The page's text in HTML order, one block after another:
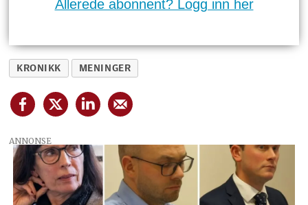
Allerede abonnent? Logg inn her
KRONIKK MENINGER
ANNONSE